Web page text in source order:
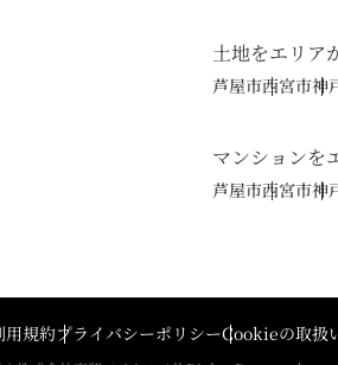
土地をエリア
芦屋市西宮市神
マンションを
芦屋市西宮市神
用規約プライバシーポリシーCookieの取扱